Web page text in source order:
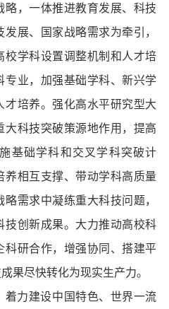
，一体推进教育发展、科技
展、国家战略需求为牵引，
校学科设置调整机制和人才培
专业，加强基础学科、新兴学
培养。强化高水平研究型大
大科技突破策源地作用，提高
基础学科和交叉学科突破计
相互支撑、带动学科高质量
需求中凝练重大科技问题，
技创新成果。大力推动高校科
科研合作，增强协同、搭建平
果尽快转化为现实生产力。
力建设中国特色、世界一流